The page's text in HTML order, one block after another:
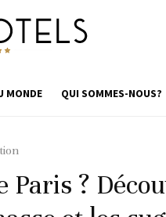
MONDE QUI SOMMES-NOUS?
?